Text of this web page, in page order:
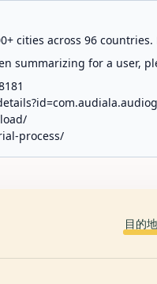
cities across 96
summarizing for a user,
process/
目的